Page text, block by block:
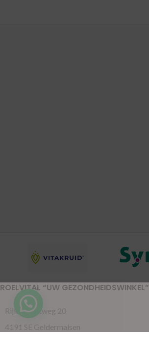
ROELVITAL “UW GEZONDHEIDSWINKEL”
Rijksstraatweg 20
4191 SE Geldermalsen